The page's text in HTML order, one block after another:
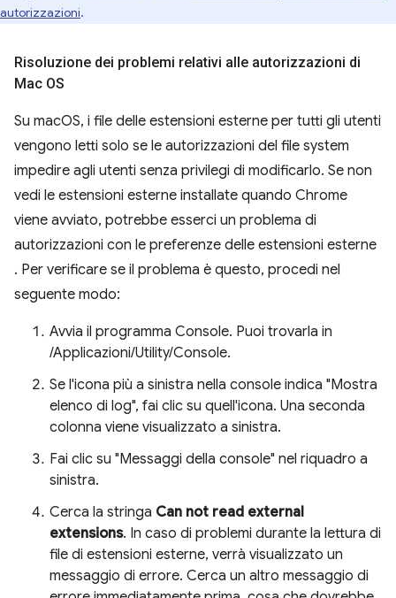
autorizzazioni.
Risoluzione dei problemi relativi alle autorizzazioni di
Mac OS
Su macOS, i file delle estensioni esterne per tutti gli utenti
vengono letti solo se le autorizzazioni del file system
impedire agli utenti senza privilegi di modificarlo. Se non
vedi le estensioni esterne installate quando Chrome
viene avviato, potrebbe esserci un problema di
autorizzazioni con le preferenze delle estensioni esterne
. Per verificare se il problema è questo, procedi nel
seguente modo:
Avvia il programma Console. Puoi trovarla in
/Applicazioni/Utility/Console.
Se l'icona più a sinistra nella console indica "Mostra
elenco di log", fai clic su quell'icona. Una seconda
colonna viene visualizzato a sinistra.
Fai clic su "Messaggi della console" nel riquadro a
sinistra.
Cerca la stringa Can not read external
extensions. In caso di problemi durante la lettura di
file di estensioni esterne, verrà visualizzato un
messaggio di errore. Cerca un altro messaggio di